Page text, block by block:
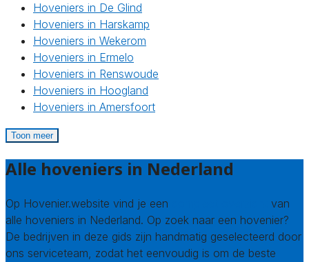
Hoveniers in De Glind
Hoveniers in Harskamp
Hoveniers in Wekerom
Hoveniers in Ermelo
Hoveniers in Renswoude
Hoveniers in Hoogland
Hoveniers in Amersfoort
Toon meer
Alle hoveniers in Nederland
Op Hovenier.website vind je een
van
alle hoveniers in Nederland. Op zoek naar een hovenier?
De bedrijven in deze gids zijn handmatig geselecteerd door
ons serviceteam, zodat het eenvoudig is om de beste